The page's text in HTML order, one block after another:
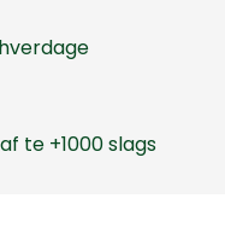
te +1000 slags